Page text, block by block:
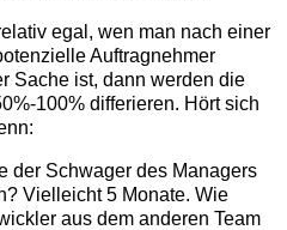
egal, wen man nach einer
Auftragnehmer
Sache ist, dann werden die
100% differieren. Hört sich
der Schwager des Managers
Vielleicht 5 Monate. Wie
aus dem anderen Team